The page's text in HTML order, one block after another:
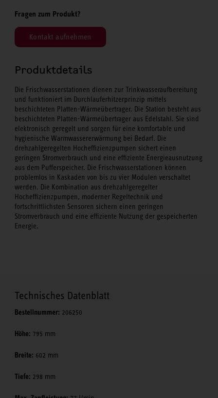
Fragen zum Produkt?
Kontakt aufnehmen
Produktdetails
Die Frischwasserstationen dienen zur Trinkwasseraufbereitung
und funktioniert im Durchlauferhitzerprinzip mittels
beschichteten Platten-Wärmeübertrager. Die Station besteht aus
beschichteten Platten-Wärmeübertrager aus Edelstahl. Sie sind
elektronisch geregelt und sorgen für eine komfortable und
hygienische Warmwassererwärmung bei Bedarf. Die
drehzahlgeregelten Hocheffizienzpumpen sichert einen
geringen Stromverbrauch und eine effiziente Energieausnutzung
aus dem Pufferspeicher. Die Frischwasserstationen können
problemlos in Kaskaden von bis zu vier Modulen verschaltet
werden. Die Kombination aus drehzahlgeregelter
Hocheffizienzpumpen, moderner Regeltechnik und
fortschrittlichsten Sensoren sichern einen geringen
Stromverbrauch und eine effiziente Nutzung der gespeicherten
Energie.
Technisches Datenblatt
Bestellnummer: 206250
Höhe: 795 mm
Breite: 602 mm
Tiefe: 298 mm